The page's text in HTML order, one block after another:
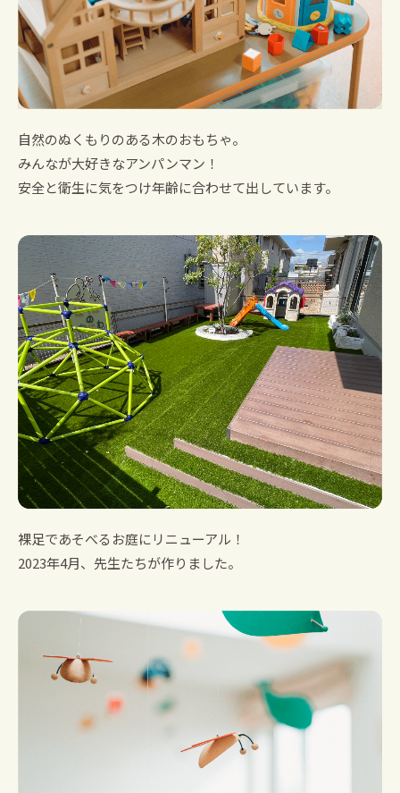
自然のぬくもりのある木のおもちゃ。
みんなが大好きなアンパンマン！
安全と衛生に気をつけ年齢に合わせて出しています。
裸足であそべるお庭にリニューアル！
2023年4月、先生たちが作りました。